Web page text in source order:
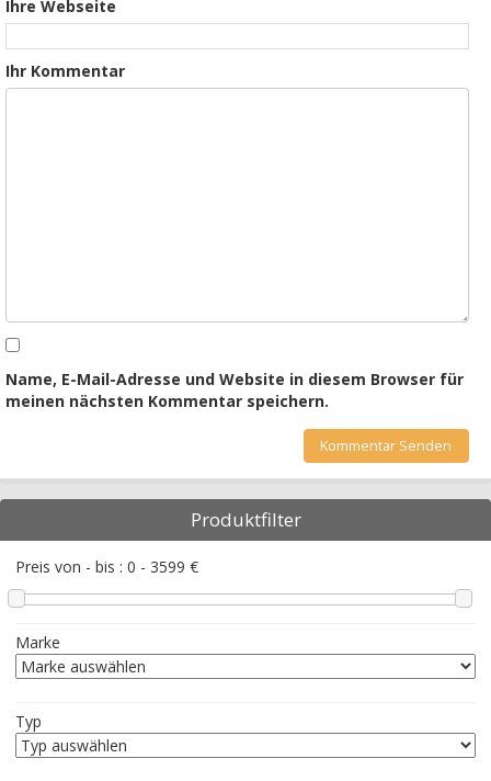
Ihre Webseite
Ihr Kommentar
Name, E-Mail-Adresse und Website in diesem Browser für
meinen nächsten Kommentar speichern.
Produktfilter
Preis von - bis : 0 - 3599 €
Marke
Typ